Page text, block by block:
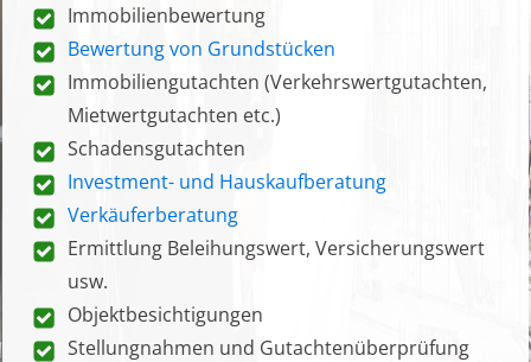
Immobilienbewertung
Bewertung von Grundstücken
Immobiliengutachten (Verkehrswertgutachten,
Mietwertgutachten etc.)
Schadensgutachten
Investment- und Hauskaufberatung
Verkäuferberatung
Ermittlung Beleihungswert, Versicherungswert
usw.
Objektbesichtigungen
Stellungnahmen und Gutachtenüberprüfung